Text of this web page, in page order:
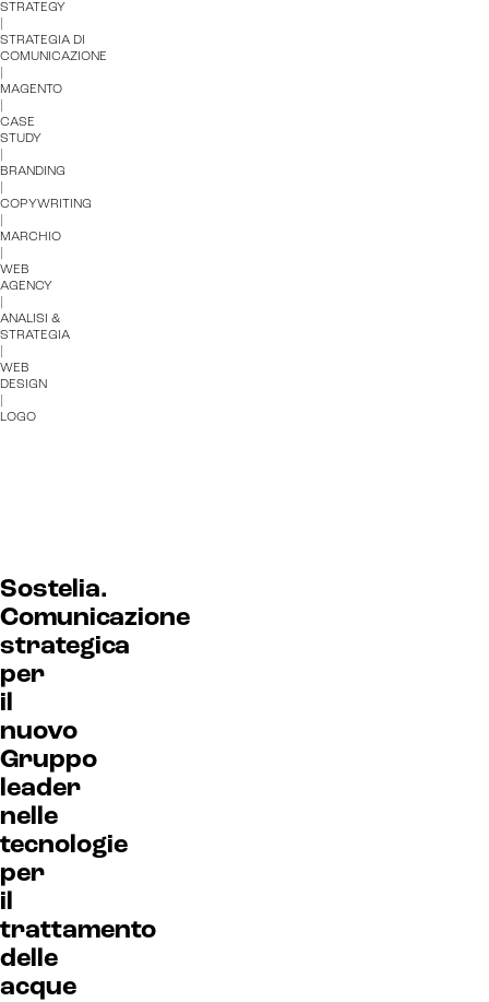
STRATEGY
STRATEGIA DI
COMUNICAZIONE
MAGENTO
CASE
STUDY
BRANDING
COPYWRITING
MARCHIO
WEB
AGENCY
ANALISI &
STRATEGIA
WEB
DESIGN
LOGO
Sostelia.
Comunicazione
strategica
per
il
nuovo
Gruppo
leader
nelle
tecnologie
per
il
trattamento
delle
acque